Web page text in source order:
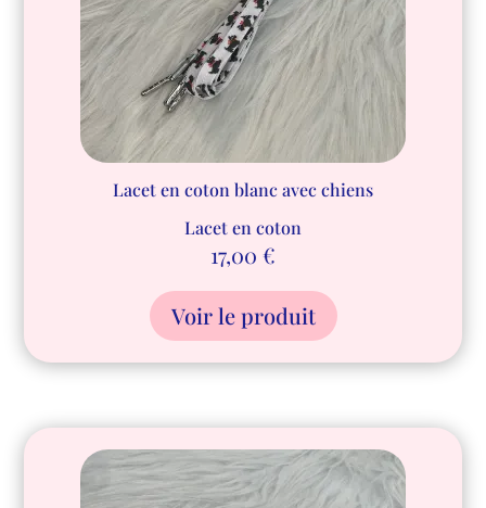
Lacet en coton blanc avec chiens
Lacet en coton
17,00 €
Voir le produit